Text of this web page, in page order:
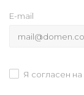
E-mail
Я согласен на